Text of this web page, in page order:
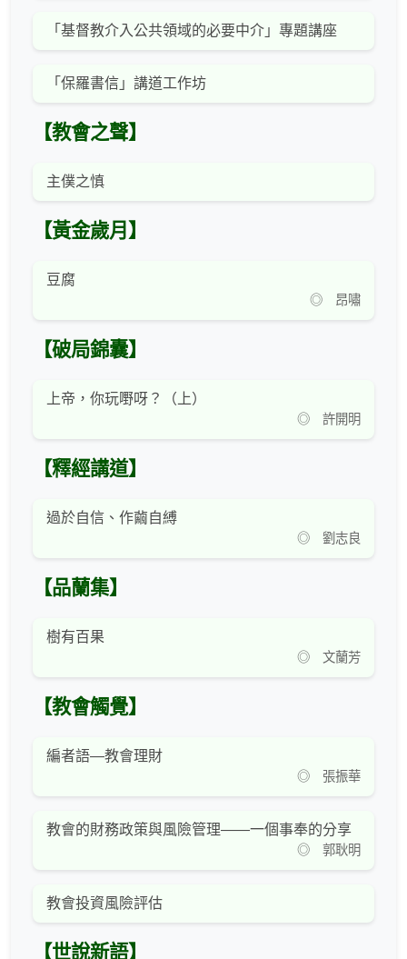
「基督教介入公共領域的必要中介」專題講座
「保羅書信」講道工作坊
【教會之聲】
主僕之慎
【黃金歲月】
豆腐
◎ 昂嘯
【破局錦囊】
上帝，你玩嘢呀？（上）
◎ 許開明
【釋經講道】
過於自信、作繭自縛
◎ 劉志良
【品蘭集】
樹有百果
◎ 文蘭芳
【教會觸覺】
編者語—教會理財
◎ 張振華
教會的財務政策與風險管理——一個事奉的分享
◎ 郭耿明
教會投資風險評估
【世說新語】